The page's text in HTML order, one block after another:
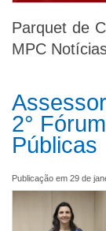
Parquet de
MPC
2°
Públicas
Publicação em 29 de